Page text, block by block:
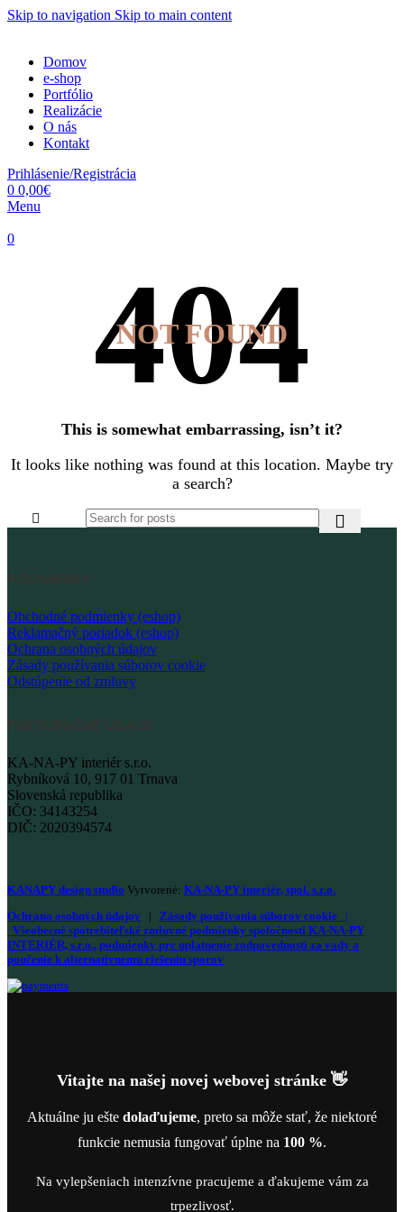
Skip to navigation Skip to main content
Domov
e-shop
Portfólio
Realizácie
O nás
Kontakt
Prihlásenie/Registrácia
0 0,00€
Menu
0
NOT FOUND
This is somewhat embarrassing, isn’t it?
It looks like nothing was found at this location. Maybe try
a search?
PODMIENKY
Obchodné podmienky (eshop)
Reklamačný poriadok (eshop)
Ochrana osobných údajov
Zásady používania súborov cookie
Odstúpenie od zmluvy
FAKTURAČNÉ ÚDAJE
KA-NA-PY interiér s.r.o.
Rybníková 10, 917 01 Trnava
Slovenská republika
IČO: 34143254
DIČ: 2020394574
KANAPY design studio Vytvorené: KA-NA-PY interiér, spol. s.r.o.
Ochrana osobných údajov | Zásady používania súborov cookie |
Všeobecné spotrebiteľské zmluvné podmienky spoločnosti KA-NA-PY
INTERIÉR, s.r.o., podmienky pre uplatnenie zodpovednosti za vady a
poučenie k alternatívnemu riešeniu sporov
Vitajte na našej novej webovej stránke 👋
Aktuálne ju ešte dolaďujeme, preto sa môže stať, že niektoré
funkcie nemusia fungovať úplne na 100 %.
Na vylepšeniach intenzívne pracujeme a ďakujeme vám za
trpezlivosť.